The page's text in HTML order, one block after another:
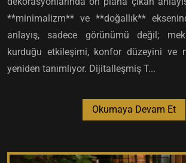
**minimalizm** ve **doğallık**
anlayış, sadece görünümü değil;
kurduğu etkileşimi, konfor düzeyini ve
yeniden tanımlıyor. Dijitalleşmiş T...
Okumaya Devam Et